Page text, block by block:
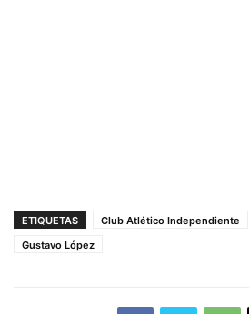
ETIQUETAS Club Atlético Independiente
Gustavo López